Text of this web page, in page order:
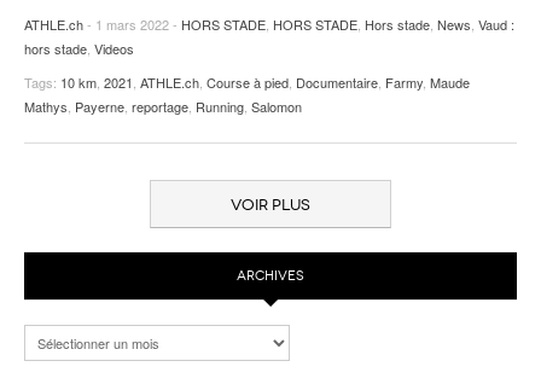
ATHLE.ch- 1 mars 2022 - HORS STADE HORS STADE Hors stade News Vaud :
hors stade Videos
Tags: 10 km 2021 ATHLE.ch Course à pied Documentaire Farmy Maude
Mathys Payerne reportage Running Salomon
VOIR PLUS
ARCHIVES
Archives